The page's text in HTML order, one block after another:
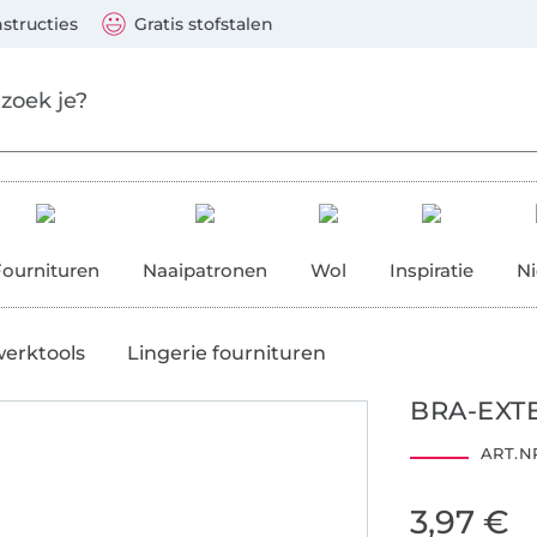
Gratis stofstalen
Naaipatronen Wol Inspiratie
Lingerie fournituren
BRA-
3,97 €
Mastercard, PayPal, iDeal, Vooruitbetaling via